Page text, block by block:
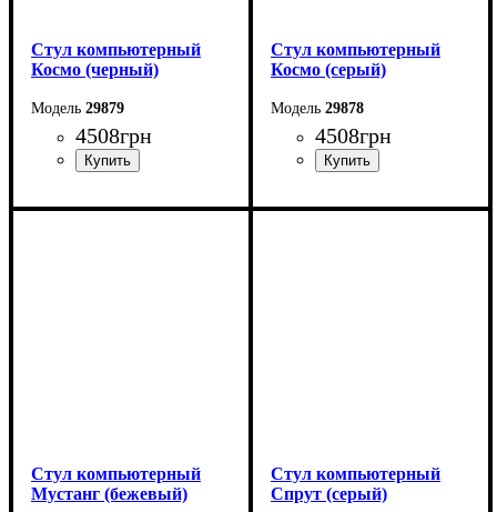
Стул компьютерный
Космо (черный)
29879
4508грн
Стул компьютерный
Космо (серый)
29878
4508грн
Стул компьютерный
Мустанг (бежевый)
Стул компьютерный
Спрут (серый)